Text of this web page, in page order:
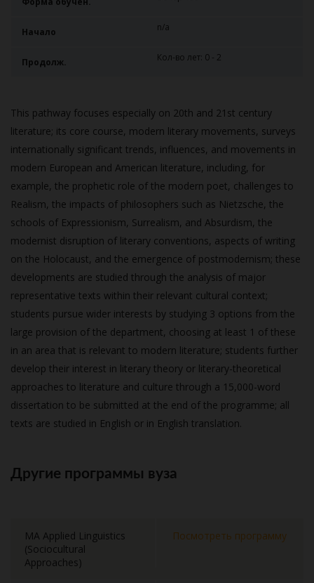
Начало n/a
Продолж. Кол-во лет: 0 - 2
This pathway focuses especially on 20th and 21st century
literature; its core course, modern literary movements, surveys
internationally significant trends, influences, and movements in
modern European and American literature, including, for
example, the prophetic role of the modern poet, challenges to
Realism, the impacts of philosophers such as Nietzsche, the
schools of Expressionism, Surrealism, and Absurdism, the
modernist disruption of literary conventions, aspects of writing
on the Holocaust, and the emergence of postmodernism; these
developments are studied through the analysis of major
representative texts within their relevant cultural context;
students pursue wider interests by studying 3 options from the
large provision of the department, choosing at least 1 of these
in an area that is relevant to modern literature; students further
develop their interest in literary theory or literary-theoretical
approaches to literature and culture through a 15,000-word
dissertation to be submitted at the end of the programme; all
texts are studied in English or in English translation.
Другие программы вуза
MA Applied Linguistics
(Sociocultural
Approaches)
Посмотреть программу